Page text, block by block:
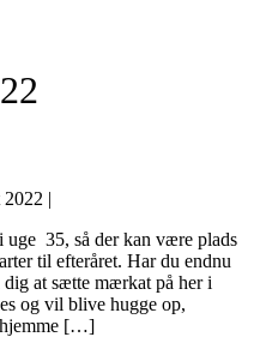
2022 |
uge 35, så der kan være plads
til efteråret. Har du endnu
at sætte mærkat på her i
og vil blive hugge op,
hjemme […]